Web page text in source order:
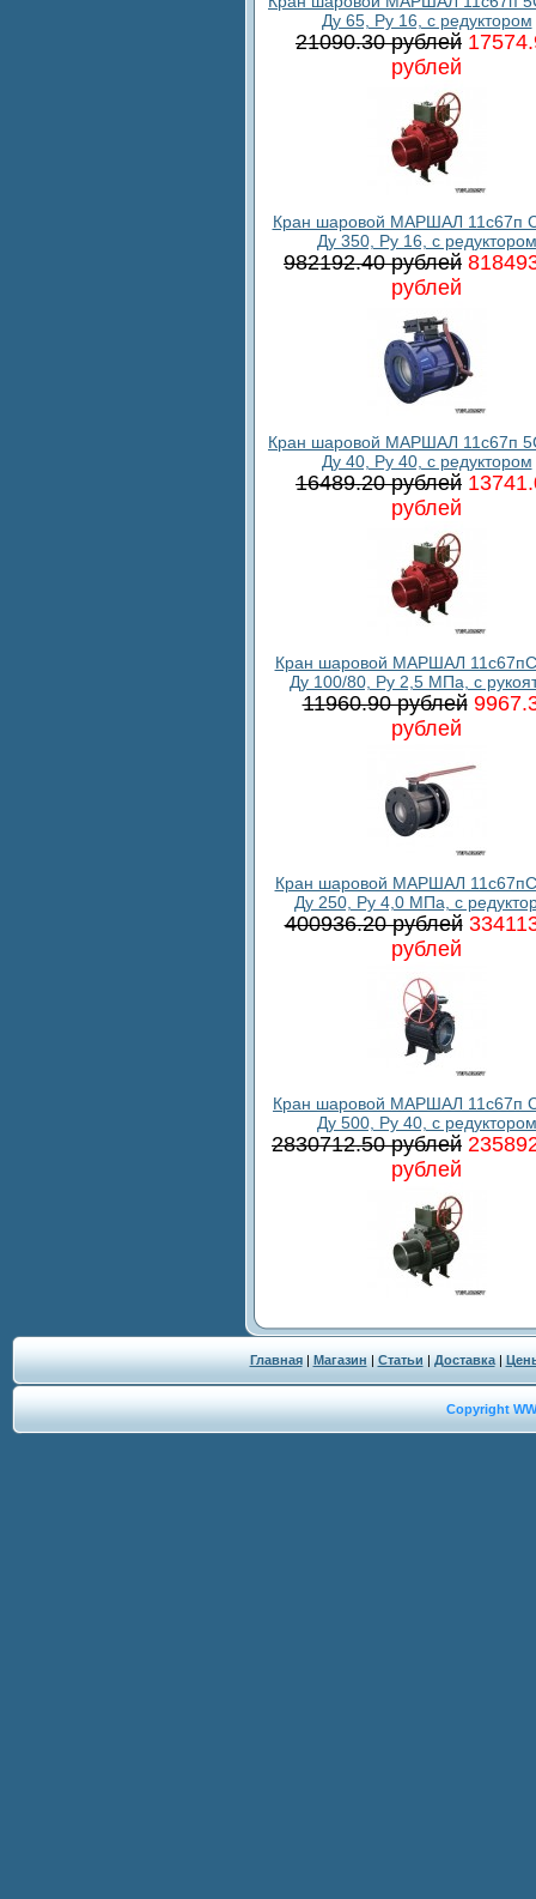
Ду 65, Ру 16, с редуктором
21090.30 рублей
рублей
Кран шаровой МАРШАЛ 11с67п
Ду 350, Ру 16, с редуктором
982192.40 рублей
рублей
Кран шаровой МАРШАЛ 11с67п
Ду 40, Ру 40, с редуктором
16489.20 рублей
рублей
Кран шаровой МАРШАЛ
Ду 100/80, Ру 2,5 МПа, с
11960.90 рублей
рублей
Кран шаровой МАРШАЛ
Ду 250, Ру 4,0 МПа, с
400936.20 рублей
рублей
Кран шаровой МАРШАЛ 11с67п
Ду 500, Ру 40, с редуктором
2830712.50 рублей
рублей
Главная| Магазин | Статьи | Доставка|
Copyright